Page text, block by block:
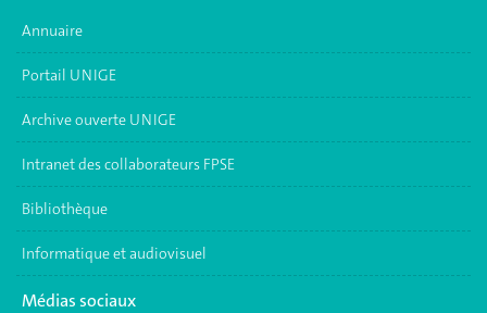
Annuaire
Portail UNIGE
Archive ouverte UNIGE
Intranet des collaborateurs FPSE
Bibliothèque
Informatique et audiovisuel
Médias sociaux